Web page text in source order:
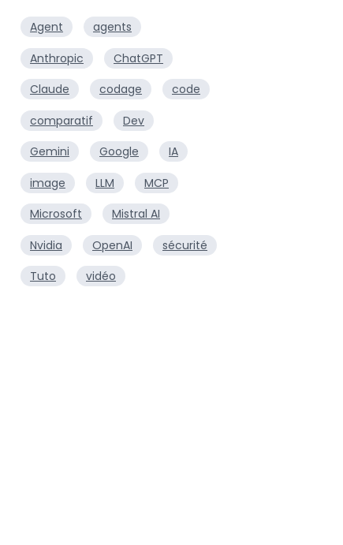
Agent
agents
Anthropic
ChatGPT
Claude
codage
code
comparatif
Dev
Gemini
Google
IA
image
LLM
MCP
Microsoft
Mistral AI
Nvidia
OpenAI
sécurité
Tuto
vidéo